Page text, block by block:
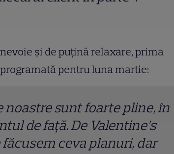
și de puțină relaxare, prima
pentru luna martie:
noastre sunt foarte pline, în
de față. De Valentine’s
făcusem ceva planuri, dar